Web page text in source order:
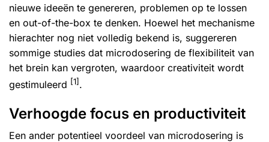
nieuwe ideeën te genereren, problemen op te lossen
en out-of-the-box te denken. Hoewel het mechanisme
hierachter nog niet volledig bekend is, suggereren
sommige studies dat microdosering de flexibiliteit van
het brein kan vergroten, waardoor creativiteit wordt
gestimuleerd [1].
Verhoogde focus en productiviteit
Een ander potentieel voordeel van microdosering is